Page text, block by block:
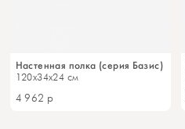
Настенная полка (серия Базис)
120x34x24 см
4 962 р